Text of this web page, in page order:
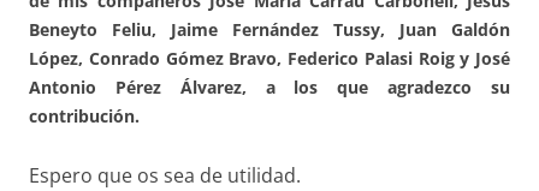
Beneyto Feliu, Jaime Fernández Tussy, Juan Galdón
López, Conrado Gómez Bravo, Federico Palasi Roig y José
Antonio Pérez Álvarez, a los que agradezco su
contribución.
Espero que os sea de utilidad.